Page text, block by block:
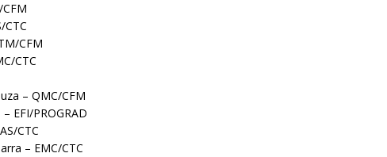
CTC
CFM
CTC
– QMC/CFM
EFI/PROGRAD
CTC
– EMC/CTC